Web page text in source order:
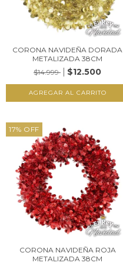
CORONA NAVIDEÑA DORADA
METALIZADA 38CM
$14.999
$12.500
17% OFF
CORONA NAVIDEÑA ROJA
METALIZADA 38CM